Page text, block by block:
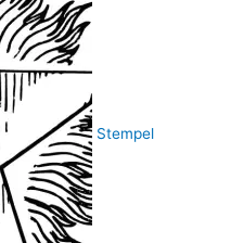
Stempel